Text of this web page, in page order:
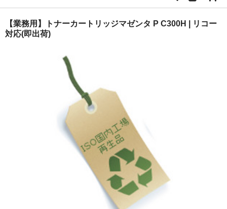
ホーム
特定商取引法に基づく表示
トナー・ドラム交換・修理
【業務用】トナーカートリッジマゼンタ P C300H | リコー
対応(即出荷)